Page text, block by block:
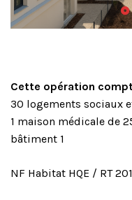
Cette opération
30 logements sociaux
1 maison médicale de
bâtiment 1
NF Habitat HQE / RT